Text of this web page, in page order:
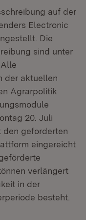
auf der
Electronic
Die
sind unter
Fenster)
der aktuellen
Agrarpolitik
20. Juli
den geforderten
eingereicht
verlängert
in der
besteht.